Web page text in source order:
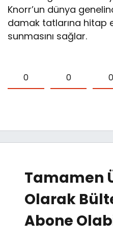
Knorr’un dünya
damak tatlarına hitap
sunmasını sağlar.
0 0 0
Tamamen
Olarak
Abone